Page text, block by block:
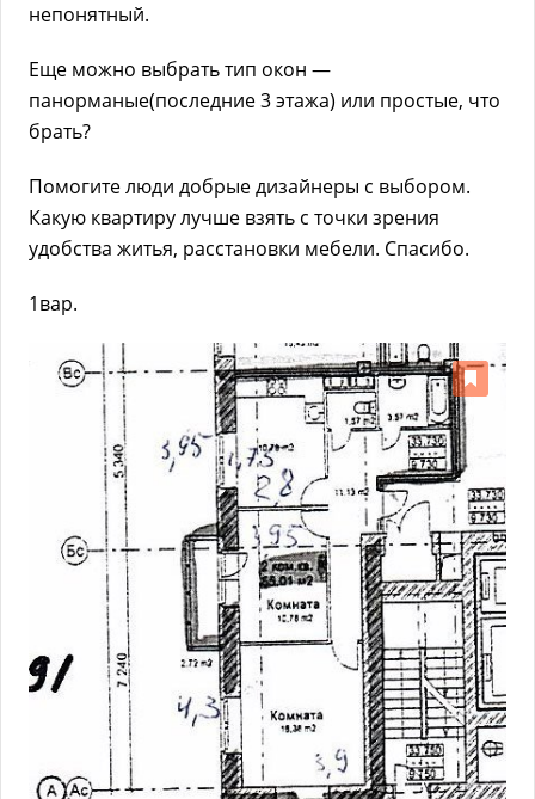
непонятный.
Еще можно выбрать тип окон —
панорманые(последние 3 этажа) или простые, что
брать?
Помогите люди добрые дизайнеры с выбором.
Какую квартиру лучше взять с точки зрения
удобства житья, расстановки мебели. Спасибо.
1вар.